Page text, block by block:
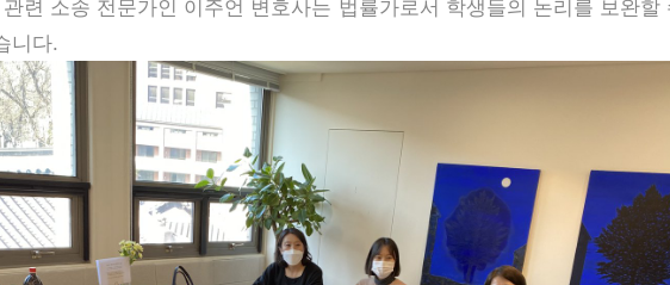
련 소송 전문가인 이주언 변호사는 법률가로서 학생들의 논리를 보완할
니다.